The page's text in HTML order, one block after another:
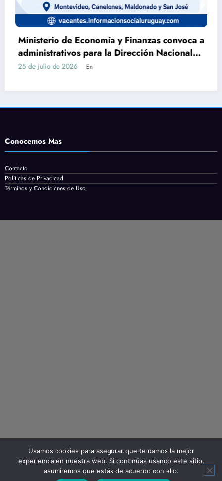
y Finanzas convoca a
la Dirección Nacional
DGEIP abre
Servicio en
Conocemos Mas
Contacto
Políticas de Privacidad
Términos y Condiciones de Uso
Usamos cookies para asegurar que te damos la mejor
experiencia en nuestra web. Si continúas usando este sitio,
asumiremos que estás de acuerdo con ello.